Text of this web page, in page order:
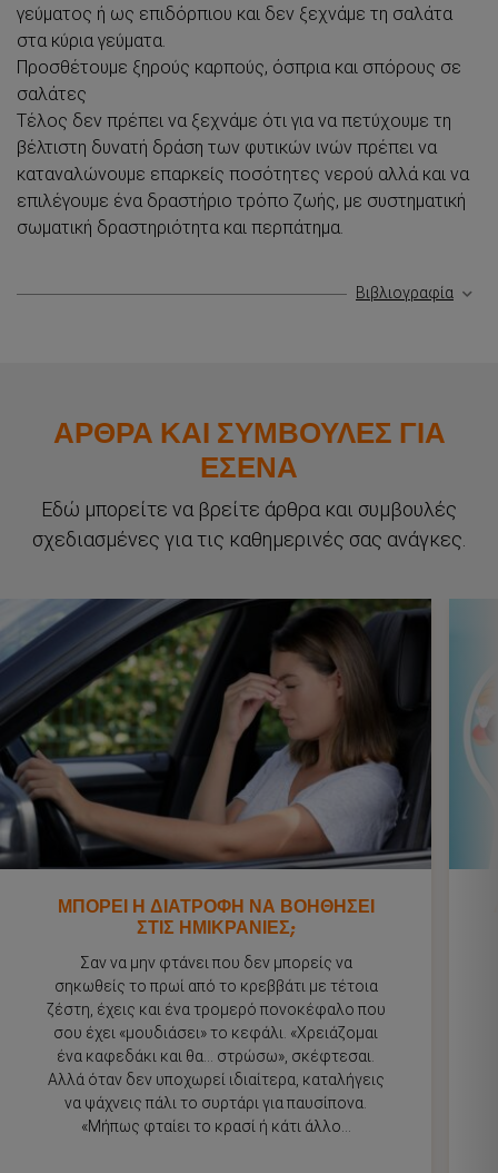
γεύματος ή ως επιδόρπιου και δεν ξεχνάμε τη σαλάτα
στα κύρια γεύματα.
Προσθέτουμε ξηρούς καρπούς, όσπρια και σπόρους σε
σαλάτες
Τέλος δεν πρέπει να ξεχνάμε ότι για να πετύχουμε τη
βέλτιστη δυνατή δράση των φυτικών ινών πρέπει να
καταναλώνουμε επαρκείς ποσότητες νερού αλλά και να
επιλέγουμε ένα δραστήριο τρόπο ζωής, με συστηματική
σωματική δραστηριότητα και περπάτημα.
Βιβλιογραφία
ΑΡΘΡΑ ΚΑΙ ΣΥΜΒΟΥΛΕΣ ΓΙΑ
ΕΣΕΝΑ
Εδώ μπορείτε να βρείτε άρθρα και συμβουλές
σχεδιασμένες για τις καθημερινές σας ανάγκες.
ΜΠΟΡΕΙ Η ΔΙΑΤΡΟΦΗ ΝΑ ΒΟΗΘΗΣΕΙ
ΣΤΙΣ ΗΜΙΚΡΑΝΙΕΣ;
Σαν να μην φτάνει που δεν μπορείς να
σηκωθείς το πρωί από το κρεββάτι με τέτοια
ζέστη, έχεις και ένα τρομερό πονοκέφαλο που
σου έχει «μουδιάσει» το κεφάλι. «Χρειάζομαι
ένα καφεδάκι και θα… στρώσω», σκέφτεσαι.
Αλλά όταν δεν υποχωρεί ιδιαίτερα, καταλήγεις
να ψάχνεις πάλι το συρτάρι για παυσίπονα.
«Μήπως φταίει το κρασί ή κάτι άλλο...
Σύνδεση
Αρχική
Συμπληρώματα
Προϊόντα
Περιοδικό
ΒΡΕΙΤΕ ΤΟ ΚΑΤΑΛΛΗΛΟ ΠΡΟΪΟΝ ΓΙΑ ΕΣΑΣ